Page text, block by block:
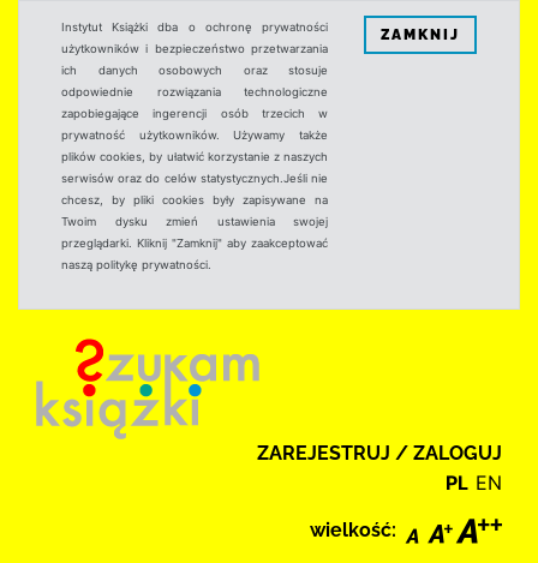
Instytut Książki dba o ochronę prywatności
użytkowników i bezpieczeństwo przetwarzania
ich danych osobowych oraz stosuje
odpowiednie rozwiązania technologiczne
zapobiegające ingerencji osób trzecich w
prywatność użytkowników. Używamy także
plików cookies, by ułatwić korzystanie z naszych
serwisów oraz do celów statystycznych.Jeśli nie
chcesz, by pliki cookies były zapisywane na
Twoim dysku zmień ustawienia swojej
przeglądarki. Kliknij "Zamknij" aby zaakceptować
naszą politykę prywatności.
ZAMKNIJ
ZAREJESTRUJ / ZALOGUJ
PL EN
wielkość: